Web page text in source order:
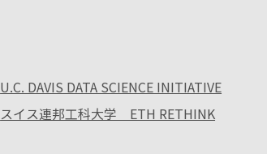
U.C. DAVIS DATA SCIENCE INITIATIVE
スイス連邦工科大学 ETH RETHINK